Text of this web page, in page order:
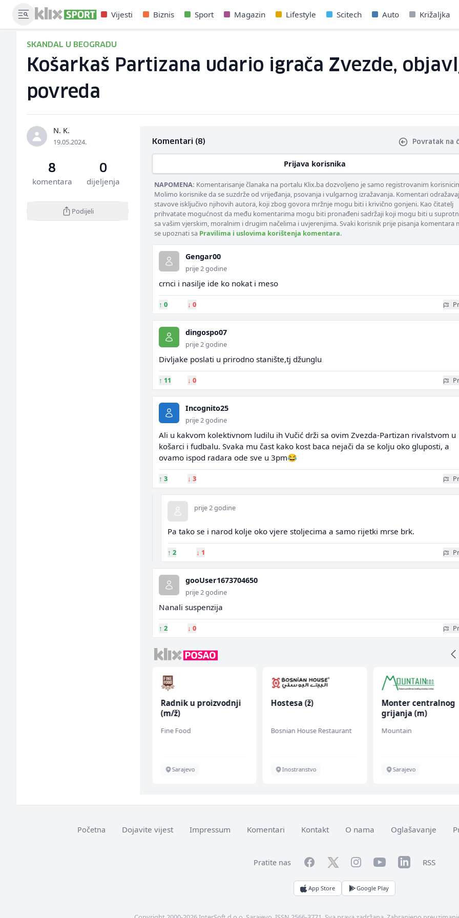
Vijesti Biznis Sport Magazin Lifestyle Scitech Auto Križaljka
SKANDAL U BEOGRADU
Košarkaš Partizana udario igrača Zvezde,
povreda
N. K.
19.05.2024.
8
komentara
0
dijeljenja
Podijeli
Komentari (8) Povratak na
Prijava korisnika
NAPOMENA: Komentarisanje članaka na portalu Klix.ba dozvoljeno je samo registrovanim
Molimo korisnike da se suzdrže od vrijeđanja, psovanja i vulgarnog izražavanja. Komentari
stavove isključivo njihovih autora, koji zbog govora mržnje mogu biti i krivično gonjeni. Kao čitatelj
prihvatate mogućnost da među komentarima mogu biti pronađeni sadržaji koji mogu biti u
sa vašim vjerskim, moralnim i drugim načelima i uvjerenjima. Svaki korisnik prije pisanja komentara
se upoznati sa Pravilima i uslovima korištenja komentara.
Gengar00
prije 2 godine
crnci i nasilje ide ko nokat i meso
↑ 0 ↓ 0
dingospo07
prije 2 godine
Divljake poslati u prirodno stanište,tj džunglu
↑ 11 ↓ 0
Incognito25
prije 2 godine
Ali u kakvom kolektivnom ludilu ih Vučić drži sa ovim Zvezda-Partizan rivalstvom u
košarci i fudbalu. Svaka mu čast kako kost baca nejači da se kolju oko gluposti, a
ovamo ispod radara ode sve u 3pm😂
↑ 3 ↓ 3
prije 2 godine
Pa tako se i narod kolje oko vjere stoljecima a samo rijetki mrse brk.
↑ 2 ↓ 1
gooUser1673704650
prije 2 godine
Nanali suspenzija
↑ 2 ↓ 0
Radnik u proizvodnji
(m/ž)
Fine Food
Sarajevo
Hostesa (ž)
Bosnian House Restaurant
Inostranstvo
Monter centralnog
grijanja (m)
Mountain
Sarajevo
Početna Dojavite vijest Impressum Komentari Kontakt O nama Oglašavanje
Pratite nas FacebookTwitterInstagramYouTubeLinkedInRSS
App Store Google Play